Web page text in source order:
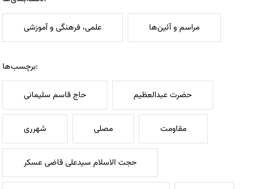
علمی، فرهنگی و آموزشی مراسم و آئین‌ها
برچسب‌ها:
حاج قاسم سلیمانی حضرت عبدالعظیم
شهرری مصلی مقاومت
حجت الاسلام سیدعلی قاضی عسکر